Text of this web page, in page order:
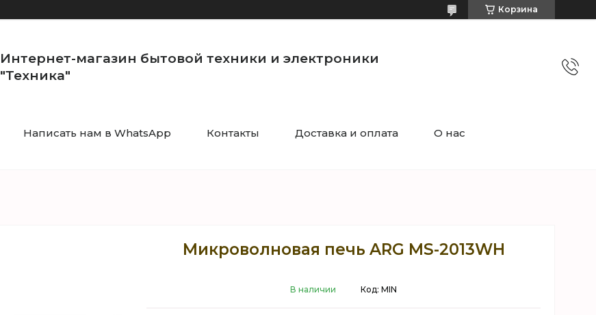
Корзина
Интернет-магазин бытовой техники и электроники
"Техника"
Написать нам в WhatsApp Контакты Доставка и оплата О нас
Микроволновая печь ARG MS-2013WH
В наличии Код: MIN